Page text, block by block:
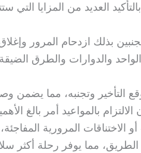
العديد من المزايا التي
بذلك ازدحام المرور
الواحد والدوارات والطرق
التأخير وتجنبه، مما
بالمواعيد أمر بالغ
المرورية
مما يوفر رحلة أكثر